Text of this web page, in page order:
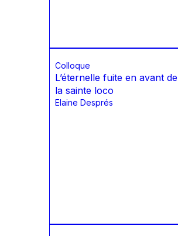
Colloque
L’éternelle fuite en avant de
la sainte loco
Elaine Després